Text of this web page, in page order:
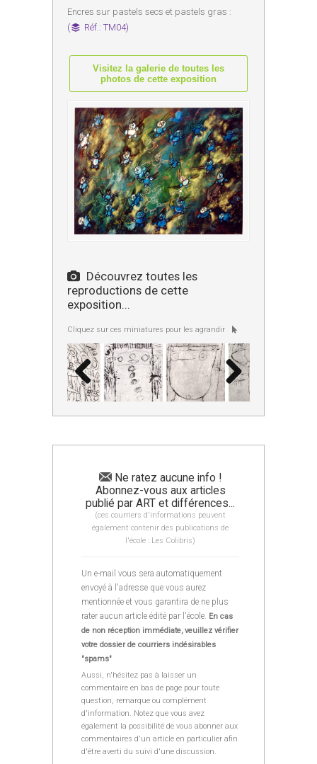
Encres sur pastels secs et pastels gras :
(
Réf.: TM04)
Visitez la galerie de toutes les
photos de cette exposition
Découvrez toutes les
reproductions de cette
exposition...
Cliquez sur ces miniatures pour les agrandir
Ne ratez aucune info !
Abonnez-vous aux articles
publié par ART et différences...
(ces courriers d'informations peuvent
également contenir des publications de
l'école : Les Colibris)
Un e-mail vous sera automatiquement
envoyé à l'adresse que vous aurez
mentionnée et vous garantira de ne plus
rater aucun article édité par l'école. En cas
de non réception immédiate, veuillez vérifier
votre dossier de courriers indésirables
"spams"
Aussi, n'hésitez pas à laisser un
commentaire en bas de page pour toute
question, remarque ou complément
d'information. Notez que vous avez
également la possibilité de vous abonner aux
commentaires d'un article en particulier afin
d'être averti du suivi d'une discussion.